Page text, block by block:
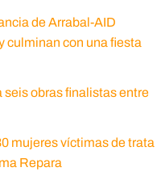
de Arrabal-AID
culminan con una fiesta
obras finalistas entre
mujeres víctimas de trata
Repara